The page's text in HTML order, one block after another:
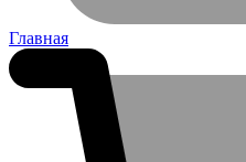
Главная